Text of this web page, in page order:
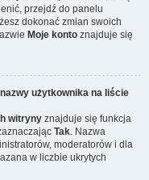
przejdź do panelu
dokonać zmian swoich
Moje konto znajduje się
użytkownika na liście
witryny znajduje się funkcja
Tak. Nazwa
moderatorów i dla
w liczbie ukrytych